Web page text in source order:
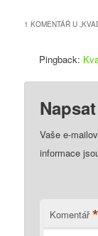
1 KOMENTÁŘ U „
Pingback:
Vaše e-
informace
Komentář *